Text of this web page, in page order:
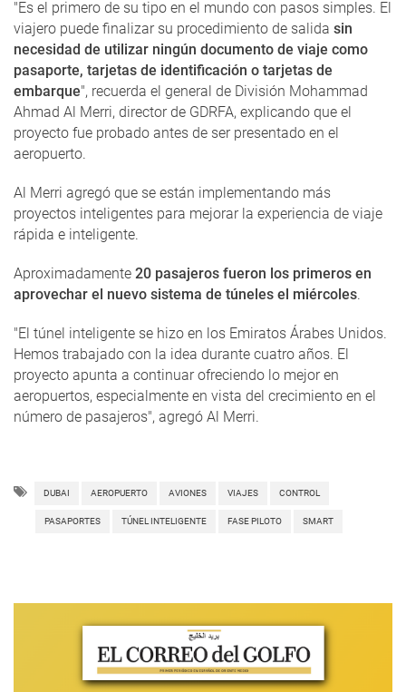
"Es el primero de su tipo en el mundo con pasos simples. El
viajero puede finalizar su procedimiento de salida sin
necesidad de utilizar ningún documento de viaje como
pasaporte, tarjetas de identificación o tarjetas de
embarque", recuerda el general de División Mohammad
Ahmad Al Merri, director de GDRFA, explicando que el
proyecto fue probado antes de ser presentado en el
aeropuerto.
Al Merri agregó que se están implementando más
proyectos inteligentes para mejorar la experiencia de viaje
rápida e inteligente.
Aproximadamente 20 pasajeros fueron los primeros en
aprovechar el nuevo sistema de túneles el miércoles.
"El túnel inteligente se hizo en los Emiratos Árabes Unidos.
Hemos trabajado con la idea durante cuatro años. El
proyecto apunta a continuar ofreciendo lo mejor en
aeropuertos, especialmente en vista del crecimiento en el
número de pasajeros", agregó Al Merri.
DUBAI AEROPUERTO AVIONES VIAJES CONTROL
PASAPORTES TÚNEL INTELIGENTE FASE PILOTO SMART